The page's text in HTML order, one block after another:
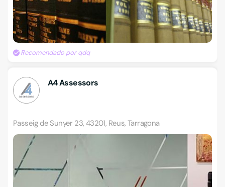
Recomendado por qdq
A4 Assessors
Passeig de Sunyer 23, 43201, Reus, Tarragona